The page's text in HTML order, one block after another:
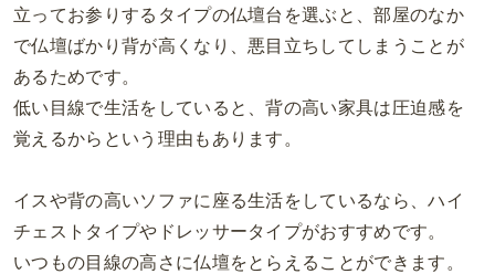
立ってお参りするタイプの仏壇台を選ぶと、部屋のなか
で仏壇ばかり背が高くなり、悪目立ちしてしまうことが
あるためです。
低い目線で生活をしていると、背の高い家具は圧迫感を
覚えるからという理由もあります。
イスや背の高いソファに座る生活をしているなら、ハイ
チェストタイプやドレッサータイプがおすすめです。
いつもの目線の高さに仏壇をとらえることができます。